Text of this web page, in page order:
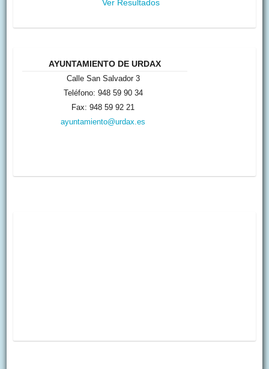
Ver Resultados
AYUNTAMIENTO DE URDAX
Calle San Salvador 3
Teléfono: 948 59 90 34
Fax: 948 59 92 21
ayuntamiento@urdax.es